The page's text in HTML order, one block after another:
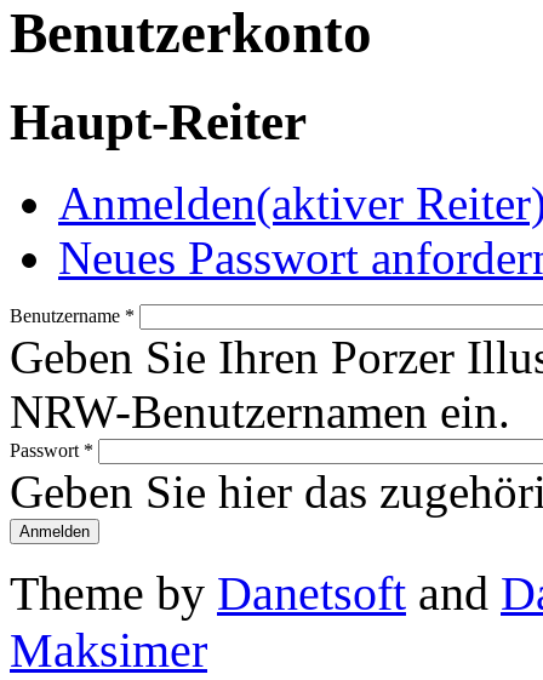
Benutzerkonto
Haupt-Reiter
Anmelden(aktiver
Neues Passwort
Benutzername *
Geben Sie Ihren Porzer
NRW-Benutzernamen ein.
Passwort *
Geben Sie hier das
Theme by Danetsoft and
Maksimer